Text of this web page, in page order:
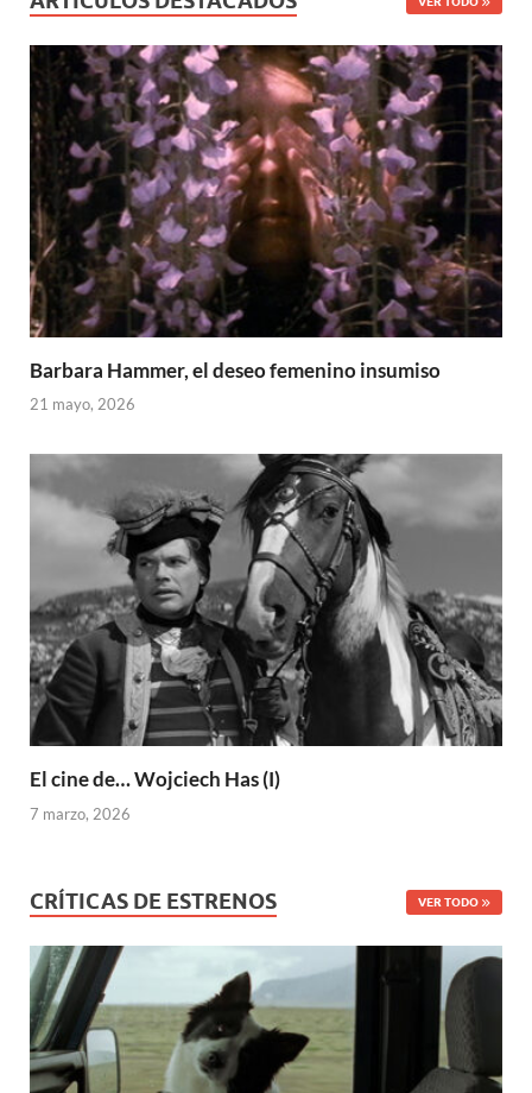
Barbara Hammer, el deseo femenino insumiso
21 mayo, 2026
El cine de… Wojciech Has (I)
7 marzo, 2026
CRÍTICAS DE ESTRENOS VER TODO